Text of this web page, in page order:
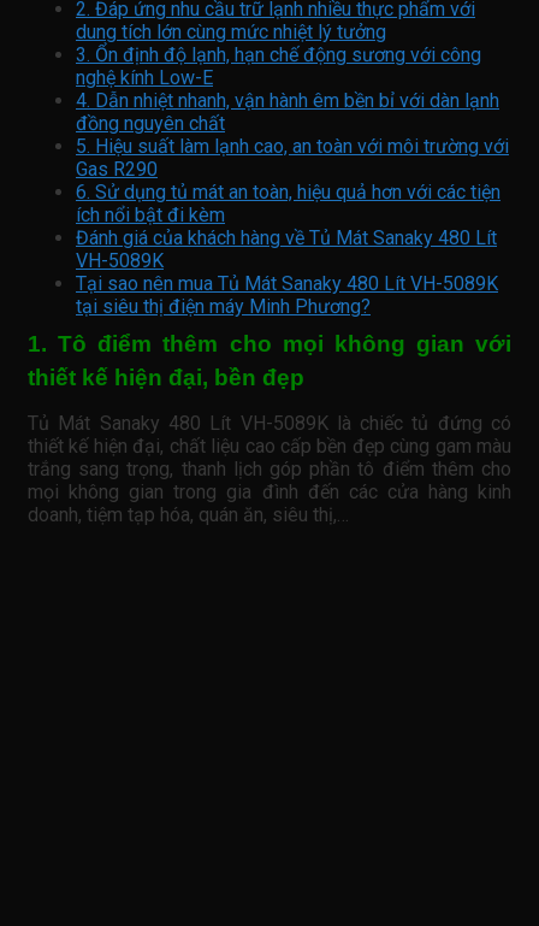
2. Đáp ứng nhu cầu trữ lạnh nhiều thực phẩm với
dung tích lớn cùng mức nhiệt lý tưởng
3. Ổn định độ lạnh, hạn chế động sương với công
nghệ kính Low-E
4. Dẫn nhiệt nhanh, vận hành êm bền bỉ với dàn lạnh
đồng nguyên chất
5. Hiệu suất làm lạnh cao, an toàn với môi trường với
Gas R290
6. Sử dụng tủ mát an toàn, hiệu quả hơn với các tiện
ích nổi bật đi kèm
Đánh giá của khách hàng về Tủ Mát Sanaky 480 Lít
VH-5089K
Tại sao nên mua Tủ Mát Sanaky 480 Lít VH-5089K
tại siêu thị điện máy Minh Phương?
1. Tô điểm thêm cho mọi không gian với
thiết kế hiện đại, bền đẹp
Tủ Mát Sanaky 480 Lít VH-5089K là chiếc tủ đứng có
thiết kế hiện đại, chất liệu cao cấp bền đẹp cùng gam màu
trắng sang trọng, thanh lịch góp phần tô điểm thêm cho
mọi không gian trong gia đình đến các cửa hàng kinh
doanh, tiệm tạp hóa, quán ăn, siêu thị,…